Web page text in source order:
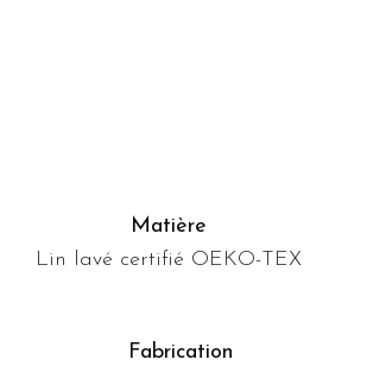
Matière
Lin lavé certifié OEKO-TEX
Fabrication